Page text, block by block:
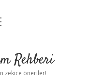
Rehberi
zekice öneriler!